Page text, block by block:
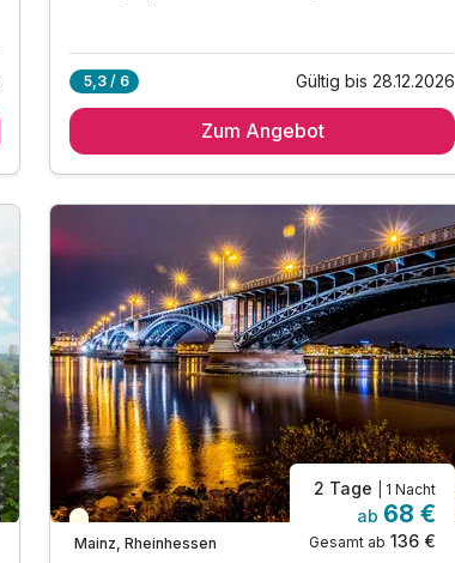
5,3 / 6 Gültig bis 28.12.2026
Zum Angebot
Teilweise ausgelastet
Mainz, Rheinhessen
2 Tage | 1 Nacht
ab 68 €
Gesamt ab 136 €